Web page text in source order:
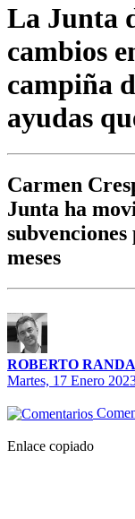
La Junta
cambios
campiña
ayudas
Carmen
Junta ha
subvenciones
meses
ROBERTO
Martes, 17 Enero
Enlace copiado